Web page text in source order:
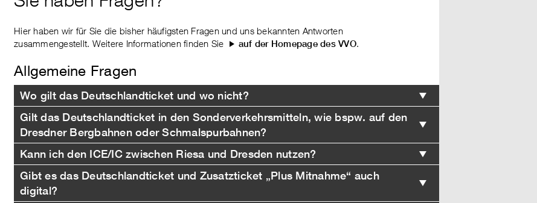
Hier haben wir für Sie die bisher häufigsten Fragen und uns bekannten Antworten
zusammengestellt. Weitere Informationen finden Sie
auf der Homepage des VVO.
Allgemeine Fragen
Wo gilt das Deutschlandticket und wo nicht?
Gilt das Deutschlandticket in den Sonderverkehrsmitteln, wie bspw. auf den
Dresdner Bergbahnen oder Schmalspurbahnen?
Kann ich den ICE/IC zwischen Riesa und Dresden nutzen?
Gibt es das Deutschlandticket und Zusatzticket „Plus Mitnahme“ auch
digital?